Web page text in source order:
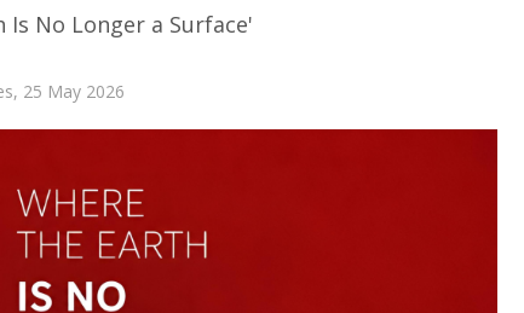
No Longer a Surface'
25 May 2026